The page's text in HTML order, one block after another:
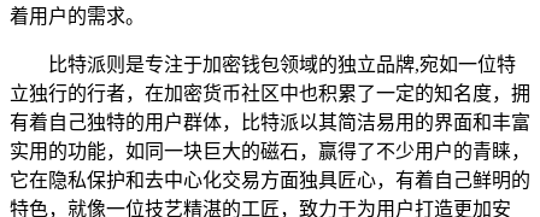
着用户的需求。
比特派则是专注于加密钱包领域的独立品牌,宛如一位特
立独行的行者，在加密货币社区中也积累了一定的知名度，拥
有着自己独特的用户群体，比特派以其简洁易用的界面和丰富
实用的功能，如同一块巨大的磁石，赢得了不少用户的青睐，
它在隐私保护和去中心化交易方面独具匠心，有着自己鲜明的
特色，就像一位技艺精湛的工匠，致力于为用户打造更加安